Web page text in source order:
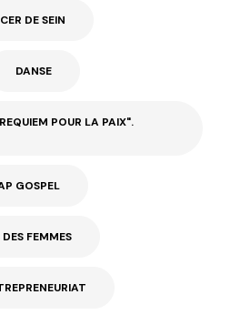
DE SEIN
DANSE
POUR LA PAIX".
GOSPEL
FEMMES